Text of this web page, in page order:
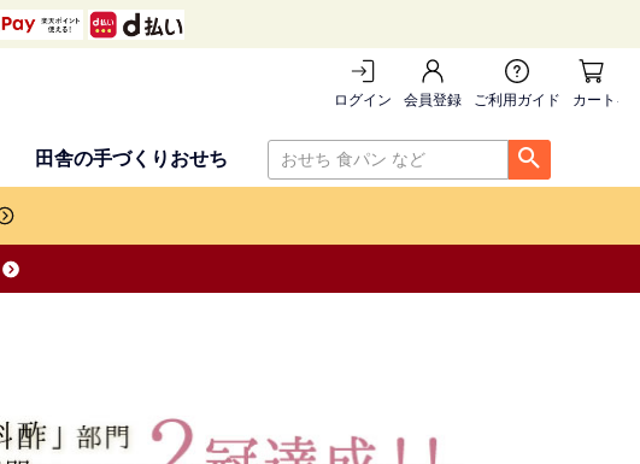
ログイン 会員登録 ご利用ガイド カートを
田舎の手づくりおせち